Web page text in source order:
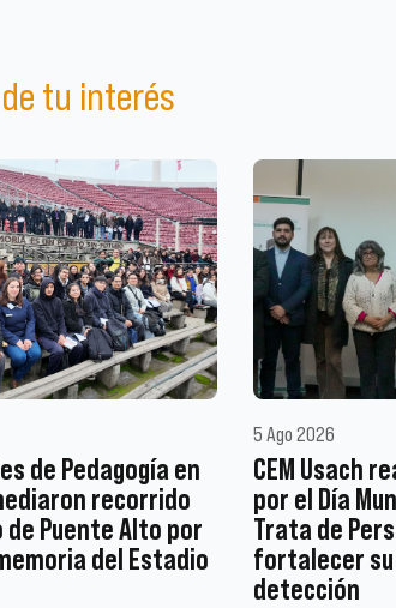
tu interés
de Pedagogía en
recorrido
de Puente Alto por
del Estadio
5 Ago 2026
CEM Usach
por el Día
Trata de
fortalecer
detección